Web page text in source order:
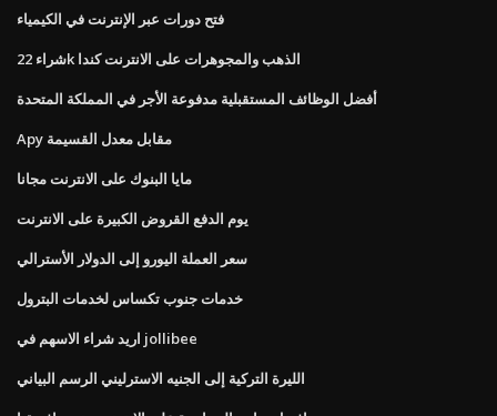
فتح دورات عبر الإنترنت في الكيمياء
شراء 22k الذهب والمجوهرات على الانترنت كندا
أفضل الوظائف المستقبلية مدفوعة الأجر في المملكة المتحدة
Apy مقابل معدل القسيمة
مايا البنوك على الانترنت مجانا
يوم الدفع القروض الكبيرة على الانترنت
سعر العملة اليورو إلى الدولار الأسترالي
خدمات جنوب تكساس لخدمات البترول
اريد شراء الاسهم في jollibee
الليرة التركية إلى الجنيه الاسترليني الرسم البياني